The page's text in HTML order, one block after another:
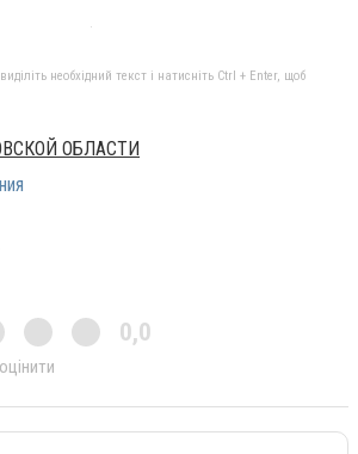
необхідний текст і натисніть Ctrl + Enter, щоб
ОБЛАСТИ
0,0